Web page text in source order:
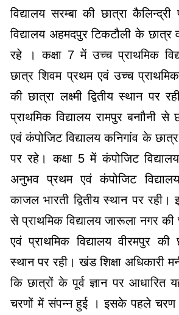
विद्यालय सरम्बा की छात्रा
विद्यालय अहमदपुर टिकटौली के छात्र
रहे । कक्षा 7 में उच्च प्राथमिक
छात्र शिवम प्रथम एवं उच्च प्राथमिक
की छात्रा लक्ष्मी द्वितीय स्थान पर
प्राथमिक विद्यालय रामपुर बनाौनी
एवं कंपोजिट विद्यालय कनिगांव के छात्र
पर रहे। कक्षा 5 में कंपोजिट
अनुभव प्रथम एवं कंपोजिट
काजल भारती द्वितीय स्थान पर
से प्राथमिक विद्यालय जारूला नगर
एवं प्राथमिक विद्यालय वीरमपुर की
स्थान पर रही। खंड शिक्षा अधिकारी
कि छात्रों के पूर्व ज्ञान पर आधारित यह
चरणों में संपन्न हुई । इसके पहले चरण